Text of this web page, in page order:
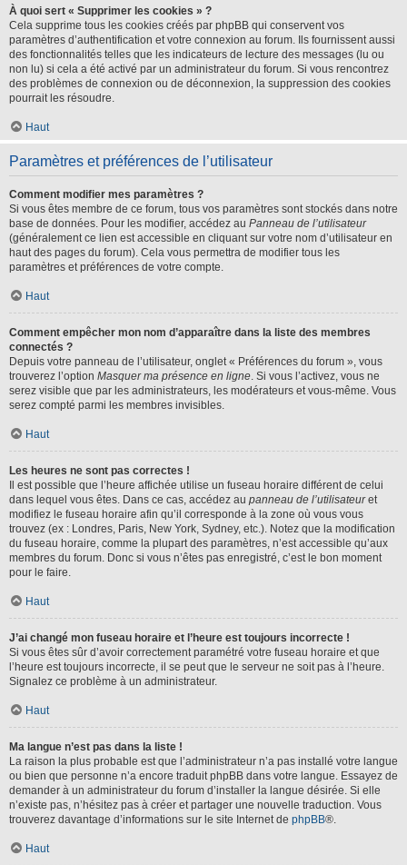
À quoi sert « Supprimer les cookies » ?
Cela supprime tous les cookies créés par phpBB qui conservent vos
paramètres d’authentification et votre connexion au forum. Ils fournissent aussi
des fonctionnalités telles que les indicateurs de lecture des messages (lu ou
non lu) si cela a été activé par un administrateur du forum. Si vous rencontrez
des problèmes de connexion ou de déconnexion, la suppression des cookies
pourrait les résoudre.
Haut
Paramètres et préférences de l’utilisateur
Comment modifier mes paramètres ?
Si vous êtes membre de ce forum, tous vos paramètres sont stockés dans notre
base de données. Pour les modifier, accédez au Panneau de l’utilisateur
(généralement ce lien est accessible en cliquant sur votre nom d’utilisateur en
haut des pages du forum). Cela vous permettra de modifier tous les
paramètres et préférences de votre compte.
Haut
Comment empêcher mon nom d’apparaître dans la liste des membres
connectés ?
Depuis votre panneau de l’utilisateur, onglet « Préférences du forum », vous
trouverez l’option Masquer ma présence en ligne. Si vous l’activez, vous ne
serez visible que par les administrateurs, les modérateurs et vous-même. Vous
serez compté parmi les membres invisibles.
Haut
Les heures ne sont pas correctes !
Il est possible que l’heure affichée utilise un fuseau horaire différent de celui
dans lequel vous êtes. Dans ce cas, accédez au panneau de l’utilisateuret
modifiez le fuseau horaire afin qu’il corresponde à la zone où vous vous
trouvez (ex : Londres, Paris, New York, Sydney, etc.). Notez que la modification
du fuseau horaire, comme la plupart des paramètres, n’est accessible qu’aux
membres du forum. Donc si vous n’êtes pas enregistré, c’est le bon moment
pour le faire.
Haut
J’ai changé mon fuseau horaire et l’heure est toujours incorrecte !
Si vous êtes sûr d’avoir correctement paramétré votre fuseau horaire et que
l’heure est toujours incorrecte, il se peut que le serveur ne soit pas à l’heure.
Signalez ce problème à un administrateur.
Haut
Ma langue n’est pas dans la liste !
La raison la plus probable est que l’administrateur n’a pas installé votre langue
ou bien que personne n’a encore traduit phpBB dans votre langue. Essayez de
demander à un administrateur du forum d’installer la langue désirée. Si elle
n’existe pas, n’hésitez pas à créer et partager une nouvelle traduction. Vous
trouverez davantage d’informations sur le site Internet de phpBB®.
Haut